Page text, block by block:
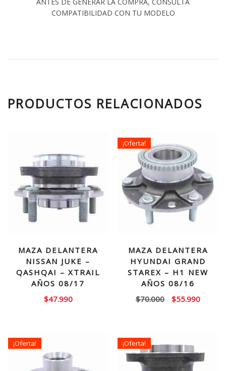
COMPATIBILIDAD CON TU MODELO
PRODUCTOS RELACIONADOS
MAZA DELANTERA
NISSAN JUKE –
QASHQAI – XTRAIL
AÑOS 08/17
$47.990
¡Oferta!
MAZA DELANTERA
HYUNDAI GRAND
STAREX – H1 NEW
AÑOS 08/16
$70.000
El
$70.000.
$55.990El
¡Oferta! ¡Oferta!